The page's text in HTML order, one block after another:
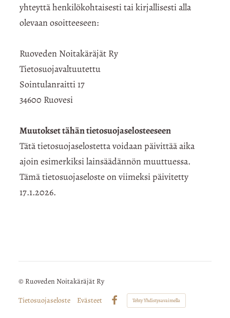
yhteyttä henkilökohtaisesti tai kirjallisesti alla
olevaan osoitteeseen:
Ruoveden Noitakäräjät Ry
Tietosuojavaltuutettu
Sointulanraitti 17
34600 Ruovesi
Muutokset tähän tietosuojaselosteeseen
Tätä tietosuojaselostetta voidaan päivittää aika
ajoin esimerkiksi lainsäädännön muuttuessa.
Tämä tietosuojaseloste on viimeksi päivitetty
17.1.2026.
© Ruoveden Noitakäräjät Ry
Tietosuojaseloste
Evästeet
Facebook
Tehty Yhdistysavaimella